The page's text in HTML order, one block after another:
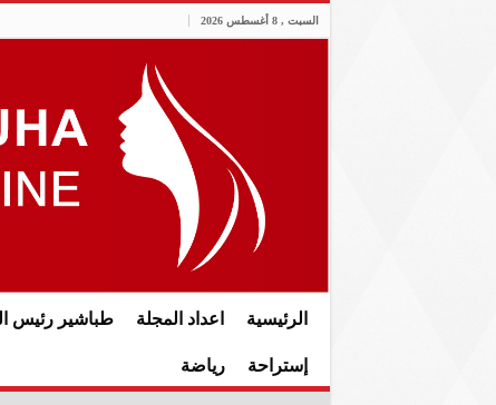
السبت , 8 أغسطس 2026
الرئيسية اعداد المجلة طباشير رئيس
إستراحة رياضة